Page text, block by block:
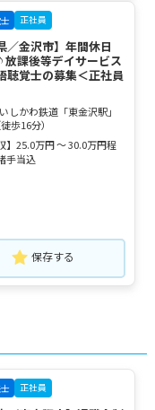
正社員
／金沢市】年間休日
課後等デイサービス
聴覚士の募集＜正社員
しかわ鉄道「東金沢駅」
徒歩16分）
】25.0万円 ～ 30.0万円程
当込
保存する
正社員